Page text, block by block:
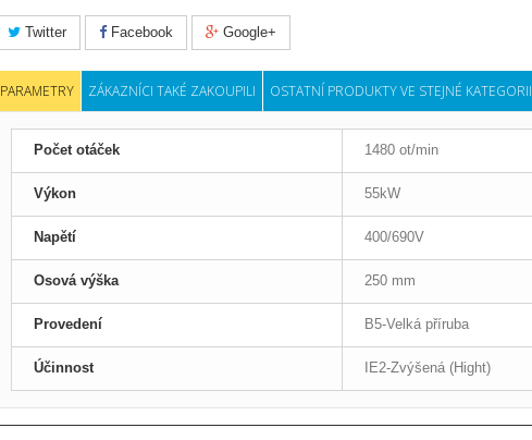
Twitter Facebook Google+
PARAMETRY ZÁKAZNÍCI TAKÉ ZAKOUPILI OSTATNÍ PRODUKTY VE STEJNÉ KATEGORII
Počet otáček 1480 ot/min
Výkon 55kW
Napětí 400/690V
Osová výška 250 mm
Provedení B5-Velká příruba
Účinnost IE2-Zvýšená (Hight)